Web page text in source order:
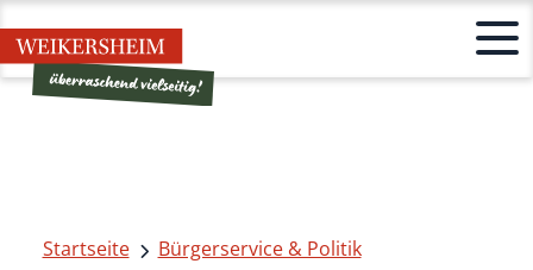
Startseite
Bürgerservice & Politik